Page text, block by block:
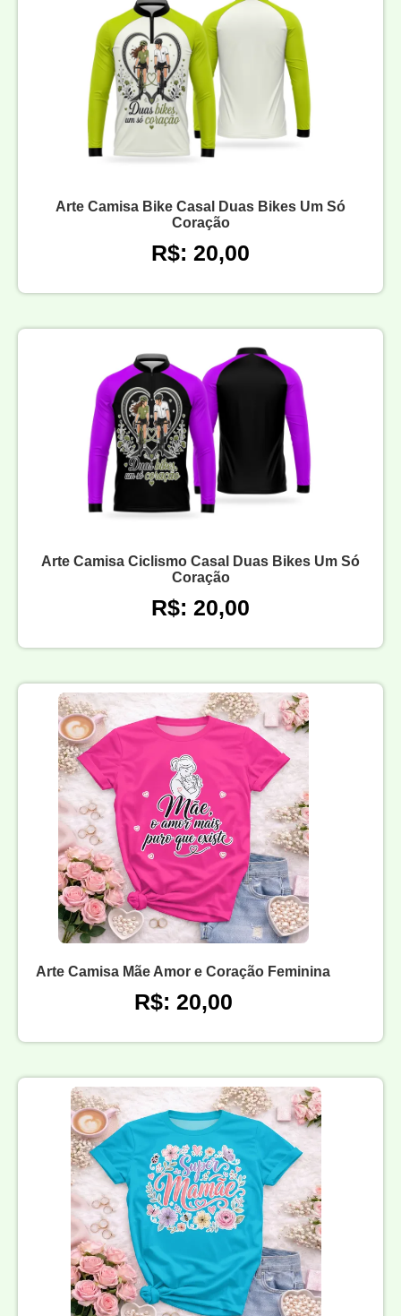
Arte Camisa Bike Casal Duas Bikes Um Só
Coração
R$: 20,00
Arte Camisa Ciclismo Casal Duas Bikes Um Só
Coração
R$: 20,00
Arte Camisa Mãe Amor e Coração Feminina
R$: 20,00